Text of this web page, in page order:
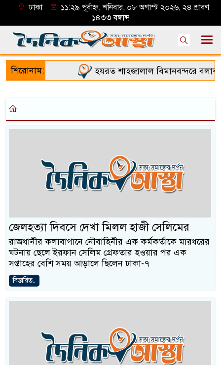
ঢাকা
১১:২৯ পূর্বাহ্ন, শনিবার, ০৮ অগাস্ট ২০২৬, ২৪ শ্রাবণ
১৪৩৩ বঙ্গাব্দ
শিরোনাম: হযরত শাহজালাল বিমানবন্দরে বলাকা
জেলহত্যা দিবসে দেখা মিলল হাজী সেলিমের
রাজধানীর কলাবাগানে নৌবাহিনীর এক কর্মকর্তাকে মারধরের
ঘটনায় ছেলে ইরফান সেলিম গ্রেফতার হওয়ার পর এক
সপ্তাহের বেশি সময় আড়ালে ছিলেন ঢাকা-৭
বিস্তারিত..